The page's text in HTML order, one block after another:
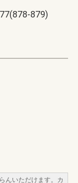
879)
んいただけます。カ